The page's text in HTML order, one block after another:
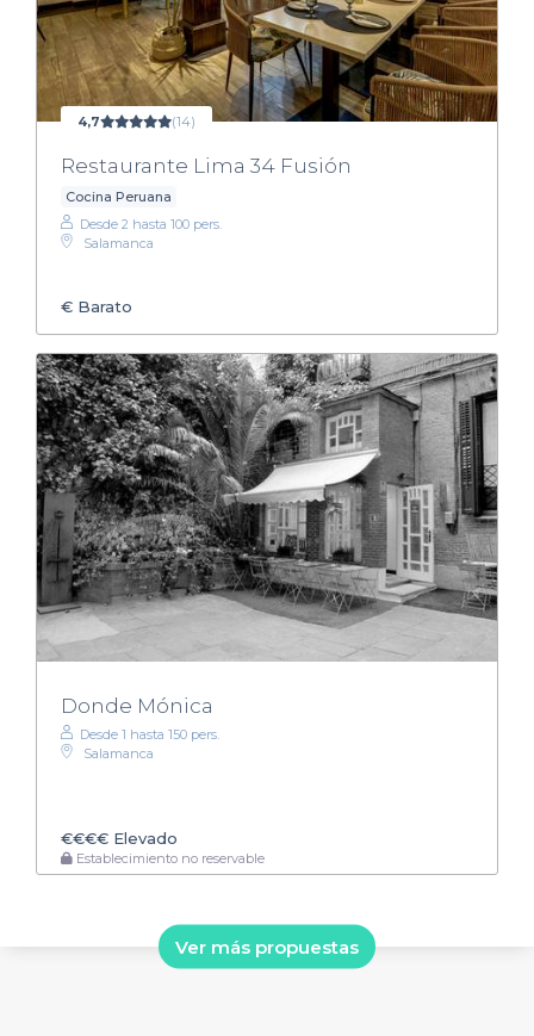
4,7 (14)
Restaurante Lima 34 Fusión
Cocina Peruana
Desde 2 hasta 100 pers.
Salamanca
€ Barato
Donde Mónica
Desde 1 hasta 150 pers.
Salamanca
€€€€ Elevado
Establecimiento no reservable
Ver más propuestas